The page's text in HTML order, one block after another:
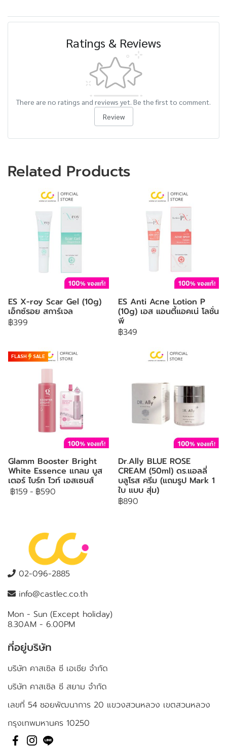
Ratings & Reviews
There are no ratings and reviews yet. Be the first to comment.
Review
Related Products
ES X-roy Scar Gel (10g)
เอ็กซ์รอย สการ์เจล
฿399
ES Anti Acne Lotion P
(10g) เอส แอนตี้แอคเน่ โลชั่น
พี
฿349
FLASH SALE
Glamm Booster Bright
White Essence แกลม บูส
เตอร์ ไบร์ท ไวท์ เอสเซนส์
฿159 - ฿590
Dr.Ally BLUE ROSE
CREAM (50ml) ดร.แอลลี่
บลูโรส ครีม (แถมรูป Mark 1
ใบ แบบ สุ่ม)
฿890
02-096-2885
info@castlec.co.th
Mon - Sun (Except holiday)
8.30AM - 6.00PM
ที่อยู่บริษัท
บริษัท คาสเซิล ซี เอเชีย จำกัด
บริษัท คาสเซิล ซี สยาม จำกัด
เลขที่ 54 ซอยพัฒนาการ 20 แขวงสวนหลวง เขตสวนหลวง
กรุงเทพมหานคร 10250